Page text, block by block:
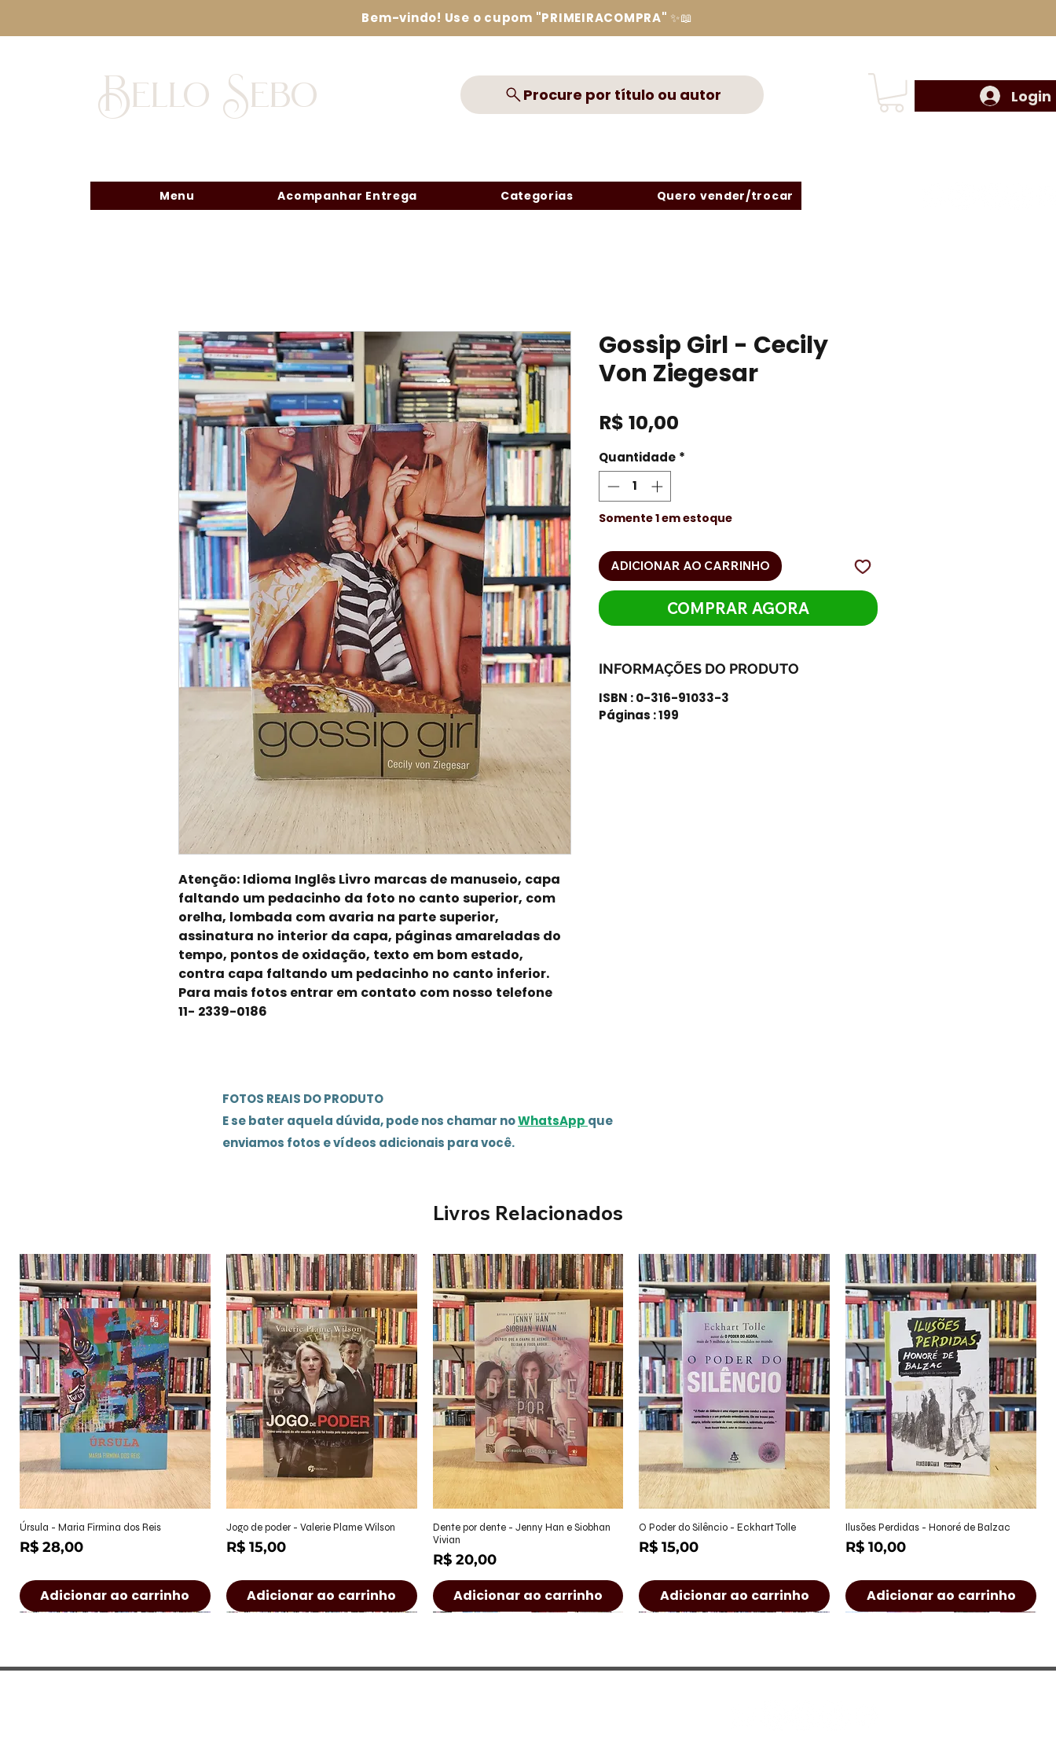
Bem-vindo! Use o cupom "PRIMEIRACOMPRA" ✨📖
Bello Sebo Procure por título ou autor
Menu Acompanhar Entrega Categorias Quero vender/trocar
Login
Atenção: Idioma Inglês Livro marcas de manuseio, capa
faltando um pedacinho da foto no canto superior, com
orelha, lombada com avaria na parte superior,
assinatura no interior da capa, páginas amareladas do
tempo, pontos de oxidação, texto em bom estado,
contra capa faltando um pedacinho no canto inferior.
Para mais fotos entrar em contato com nosso telefone
11- 2339-0186
Gossip Girl - Cecily
Von Ziegesar
R$ 10,00
Quantidade *
Somente 1 em estoque
ADICIONAR AO CARRINHO
COMPRAR AGORA
INFORMAÇÕES DO PRODUTO
ISBN : 0-316-91033-3
Páginas : 199
FOTOS REAIS DO PRODUTO
E se bater aquela dúvida, pode nos chamar noWhatsApp que
enviamos fotos e vídeos adicionais para você.
Livros Relacionados
Visualização rápida
Úrsula - Maria Firmina dos Reis
Preço
R$ 28,00
Adicionar ao carrinho
Visualização rápida
Jogo de poder - Valerie Plame Wilson
Preço
R$ 15,00
Adicionar ao carrinho
Visualização rápida
Dente por dente - Jenny Han e Siobhan
Vivian
Preço
R$ 20,00
Adicionar ao carrinho
Visualização rápida
O Poder do Silêncio - Eckhart Tolle
Preço
R$ 15,00
Adicionar ao carrinho
Visualização rápida
Ilusões Perdidas - Honoré de Balzac
Preço
R$ 10,00
Adicionar ao carrinho